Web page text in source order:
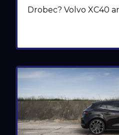
Drobec? Volvo XC40